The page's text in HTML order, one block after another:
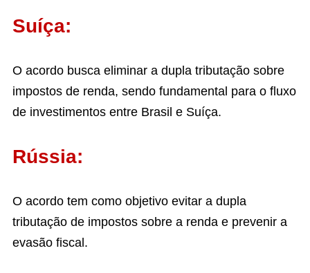
Suíça:
O acordo busca eliminar a dupla tributação sobre
impostos de renda, sendo fundamental para o fluxo
de investimentos entre Brasil e Suíça.
Rússia:
O acordo tem como objetivo evitar a dupla
tributação de impostos sobre a renda e prevenir a
evasão fiscal.